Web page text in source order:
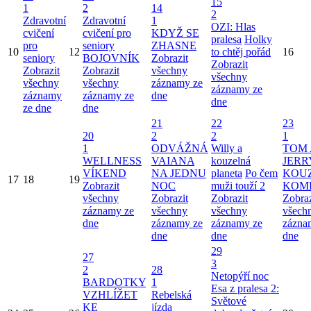
10
1
Zdravotní
cvičení
pro
seniory
Zobrazit
všechny
záznamy
ze dne
12
2
Zdravotní
cvičení pro
seniory
BOJOVNÍK
Zobrazit
všechny
záznamy ze
dne
14
1
KDYŽ SE
ZHASNE
Zobrazit
všechny
záznamy ze
dne
2
OZI: Hlas
pralesa Holky
to chtěj pořád
Zobrazit
všechny
záznamy ze
dne
16
17 18 19
20
1
WELLNESS
VÍKEND
Zobrazit
všechny
záznamy ze
dne
21
2
ODVÁŽNÁ
VAIANA
NA JEDNU
NOC
Zobrazit
všechny
záznamy ze
dne
22
2
Willy a
kouzelná
planeta Po čem
muži touží 2
Zobrazit
všechny
záznamy ze
dne
23
1
TOM
dne
27
2
BARDOTKY
VZHLÍŽET
KE
28
1
Rebelská
jízda
29
3
Netopýří noc
Esa z pralesa 2:
Světové